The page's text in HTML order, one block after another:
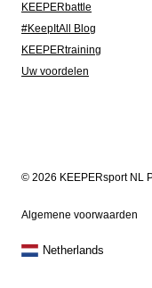
KEEPERbattle
#KeepItAll Blog
KEEPERtraining
Uw voordelen
© 2026 KEEPERsport NL
Algemene voorwaarden
Netherlands